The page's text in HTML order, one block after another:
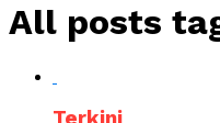
All posts